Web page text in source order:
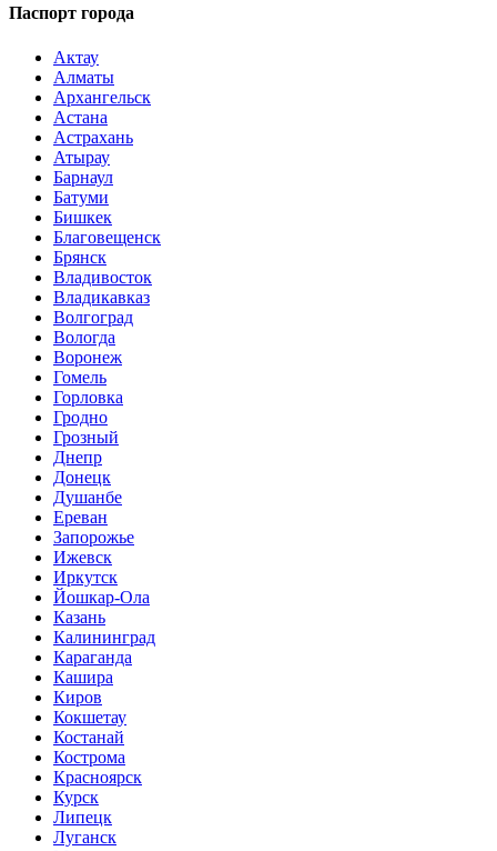
Паспорт города
Актау
Алматы
Архангельск
Астана
Астрахань
Атырау
Барнаул
Батуми
Бишкек
Благовещенск
Брянск
Владивосток
Владикавказ
Волгоград
Вологда
Воронеж
Гомель
Горловка
Гродно
Грозный
Днепр
Донецк
Душанбе
Ереван
Запорожье
Ижевск
Иркутск
Йошкар-Ола
Казань
Калининград
Караганда
Кашира
Киров
Кокшетау
Костанай
Кострома
Красноярск
Курск
Липецк
Луганск